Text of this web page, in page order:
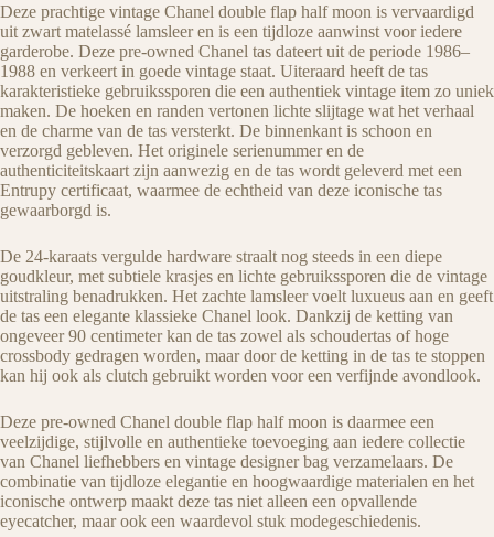
Deze prachtige vintage Chanel double flap half moon is vervaardigd
uit zwart matelassé lamsleer en is een tijdloze aanwinst voor iedere
garderobe. Deze pre-owned Chanel tas dateert uit de periode 1986–
1988 en verkeert in goede vintage staat. Uiteraard heeft de tas
karakteristieke gebruikssporen die een authentiek vintage item zo uniek
maken. De hoeken en randen vertonen lichte slijtage wat het verhaal
en de charme van de tas versterkt. De binnenkant is schoon en
verzorgd gebleven. Het originele serienummer en de
authenticiteitskaart zijn aanwezig en de tas wordt geleverd met een
Entrupy certificaat, waarmee de echtheid van deze iconische tas
gewaarborgd is.
De 24-karaats vergulde hardware straalt nog steeds in een diepe
goudkleur, met subtiele krasjes en lichte gebruikssporen die de vintage
uitstraling benadrukken. Het zachte lamsleer voelt luxueus aan en geeft
de tas een elegante klassieke Chanel look. Dankzij de ketting van
ongeveer 90 centimeter kan de tas zowel als schoudertas of hoge
crossbody gedragen worden, maar door de ketting in de tas te stoppen
kan hij ook als clutch gebruikt worden voor een verfijnde avondlook.
Deze pre-owned Chanel double flap half moon is daarmee een
veelzijdige, stijlvolle en authentieke toevoeging aan iedere collectie
van Chanel liefhebbers en vintage designer bag verzamelaars. De
combinatie van tijdloze elegantie en hoogwaardige materialen en het
iconische ontwerp maakt deze tas niet alleen een opvallende
eyecatcher, maar ook een waardevol stuk modegeschiedenis.